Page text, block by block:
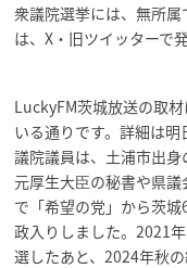
衆議院選挙には、無所
は、X・旧ツイッターで
LuckyFM茨城放送の取
いる通りです。詳細は
議院議員は、土浦市出
元厚生大臣の秘書や県
で「希望の党」から茨
政入りしました。2021
選したあと、2024年秋